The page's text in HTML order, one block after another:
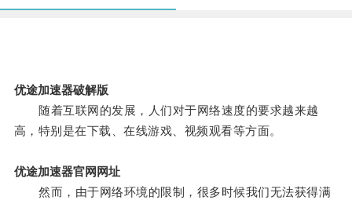
优途加速器破解版
随着互联网的发展，人们对于网络速度的要求越来越
高，特别是在下载、在线游戏、视频观看等方面。
优途加速器官网网址
然而，由于网络环境的限制，很多时候我们无法获得满